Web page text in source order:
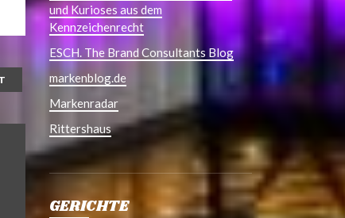
und Kurioses aus dem
Kennzeichenrecht
ESCH. The Brand Consultants Blog
markenblog.de
Markenradar
Rittershaus
GERICHTE